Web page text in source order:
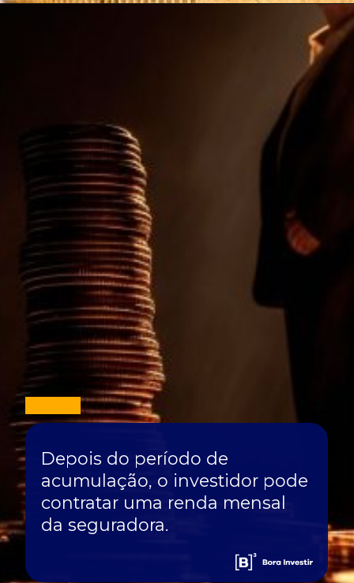
Depois do período de
acumulação, o investidor pode
contratar uma renda mensal
da seguradora.